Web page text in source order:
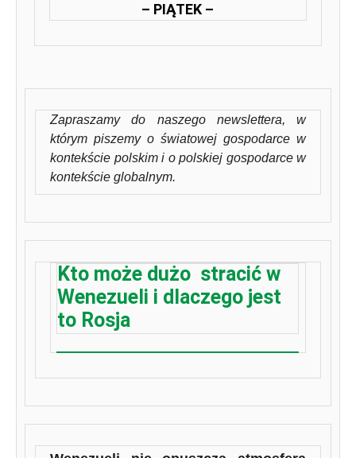
– PIĄTEK –
Zapraszamy do naszego newslettera, w
którym piszemy o światowej gospodarce w
kontekście polskim i o polskiej gospodarce w
kontekście globalnym.
Kto może dużo stracić w
Wenezueli i dlaczego jest
to Rosja